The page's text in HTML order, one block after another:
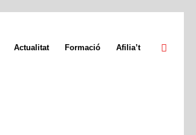
Actualitat Formació Afilia’t